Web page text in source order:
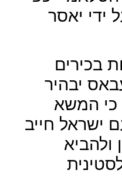
ידי יאסר
בכירים
יבהיר
כי המשא
ישראל חייב
ולהביא